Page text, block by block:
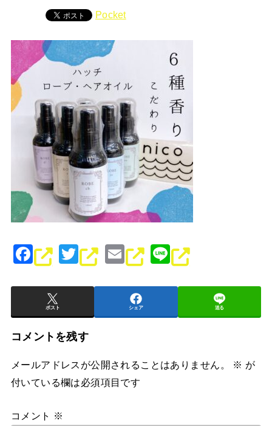
Pocket
F
a
c
e
b
o
k
T
wi
tt
er
E
m
ai
l
Li
n
e
ポスト シェア 送る
コメントを残す
メールアドレスが公開されることはありません。 ※ が
付いている欄は必須項目です
コメント ※